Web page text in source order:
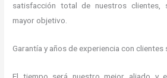
satisfacción total de nuestros clientes,
mayor objetivo.
Garantía y años de experiencia con clientes